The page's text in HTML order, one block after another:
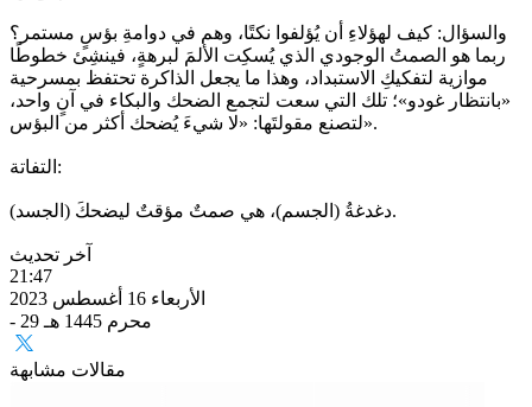
والسؤال: كيف لهؤلاءِ أن يُؤلفوا نكتًا، وهم في دوامةِ بؤسٍ مستمر؟
ربما هو الصمتُ الوجودي الذي يُسكِت الألمَ لبرهةٍ، فينشِئ خطوطًا
موازية لتفكيكِ الاستبداد، وهذا ما يجعل الذاكرة تحتفظ بمسرحية
«بانتظار غودو»؛ تلك التي سعت لتجمع الضحك والبكاء في آنٍ واحد،
لتصنع مقولتَها: «لا شيءَ يُضحك أكثر من البؤس».
‏‏التفاتة:
‏دغدغةُ (الجسم)، هي صمتٌ مؤقتٌ ليضحكَ (الجسد).
آخر تحديث
21:47
الأربعاء 16 أغسطس 2023
- 29 محرم 1445 هـ
مقالات مشابهة